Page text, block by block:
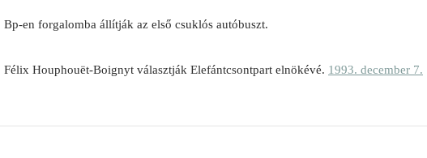
Bp-en forgalomba állítják az első csuklós autóbuszt.
Félix Houphouët-Boignyt választják Elefántcsontpart elnökévé. 1993. december 7.